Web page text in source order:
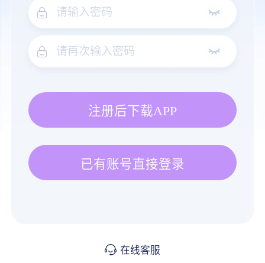
注册后下载APP
已有账号直接登录
在线客服